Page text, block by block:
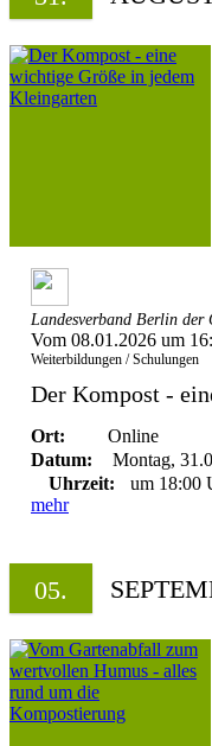
Landesverband Berlin der
Vom 08.01.2026 um
Weiterbildungen / Schulungen
Der Kompost -
Ort:
Online
Datum:
Montag,
Uhrzeit:
um 18:00
mehr
05.